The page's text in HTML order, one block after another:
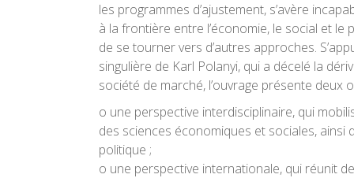
les programmes d’ajustement, s’avère
à la frontière entre l’économie, le social et le
de se tourner vers d’autres approches.
singulière de Karl Polanyi, qui a décelé la
société de marché, l’ouvrage présente deux
o une perspective interdisciplinaire, qui
des sciences économiques et sociales, ainsi
politique ;
o une perspective internationale, qui réunit